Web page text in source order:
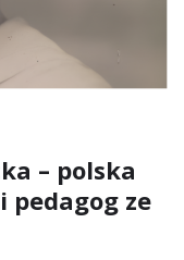
– polska
pedagog ze